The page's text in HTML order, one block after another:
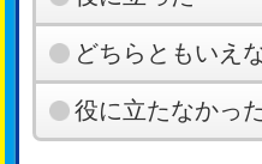
どちらともいえ
役に立たなかっ